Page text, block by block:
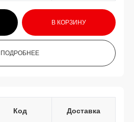
В КОРЗИНУ
ПОДРОБНЕЕ
Код Доставка